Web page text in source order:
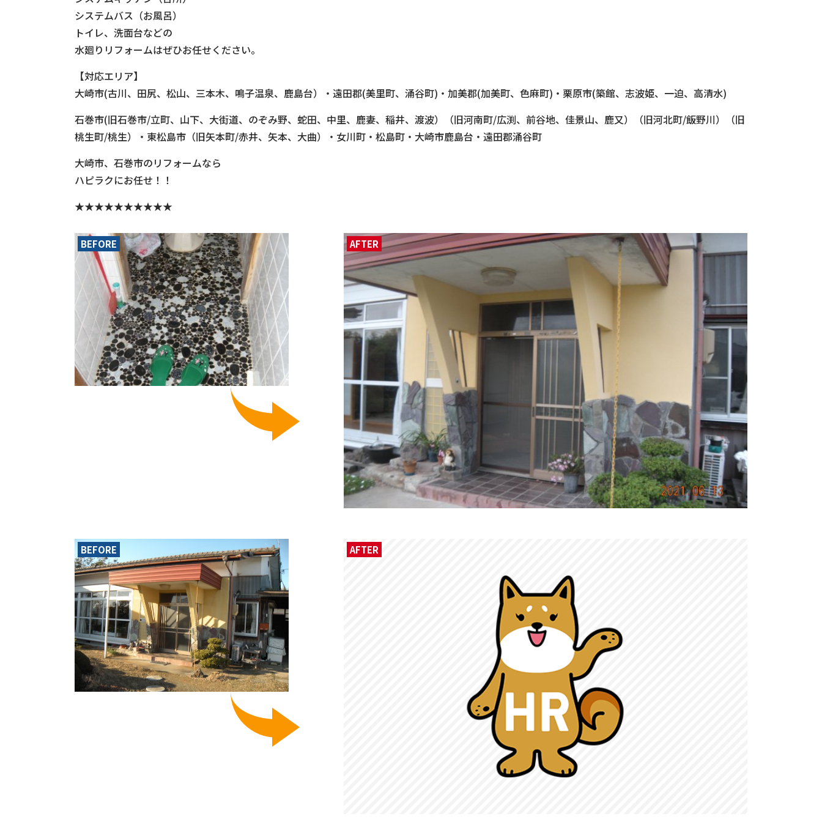
システムバス（お風呂）
トイレ、洗面台などの
水廻りリフォームはぜひお任せください。
【対応エリア】
大崎市(古川、田尻、松山、三本木、鳴子温泉、鹿島台）・遠田郡(美里町、涌谷町)・加美郡(加美町、色麻町)・栗原市(築館、志波姫、一迫、高清水)
石巻市(旧石巻市/立町、山下、大街道、のぞみ野、蛇田、中里、鹿妻、稲井、渡波）（旧河南町/広渕、前谷地、佳景山、鹿又）（旧河北町/飯野川）（旧
桃生町/桃生）・東松島市（旧矢本町/赤井、矢本、大曲）・女川町・松島町・大崎市鹿島台・遠田郡涌谷町
大崎市、石巻市のリフォームなら
ハピラクにお任せ！！
★★★★★★★★★★
AFTER
BEFORE
AFTER
BEFORE